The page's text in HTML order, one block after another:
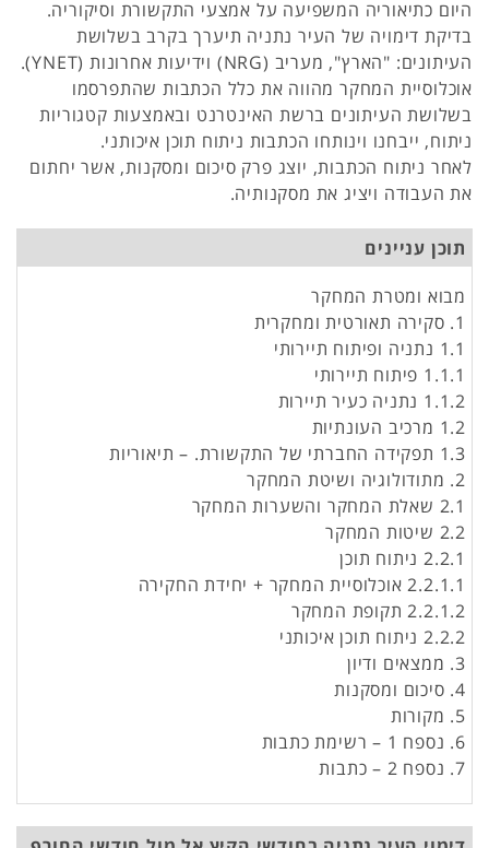
היום כתיאוריה המשפיעה על אמצעי התקשורת וסיקוריה.
בדיקת דימויה של העיר נתניה תיערך בקרב בשלושת
העיתונים: "הארץ", מעריב (NRG) וידיעות אחרונות (YNET).
אוכלוסיית המחקר מהווה את כלל הכתבות שהתפרסמו
בשלושת העיתונים ברשת האינטרנט ובאמצעות קטגוריות
ניתוח, ייבחנו וינותחו הכתבות ניתוח תוכן איכותני.
לאחר ניתוח הכתבות, יוצג פרק סיכום ומסקנות, אשר יחתום
את העבודה ויציג את מסקנותיה.
תוכן עניינים
מבוא ומטרת המחקר
1. סקירה תאורטית ומחקרית
1.1 נתניה ופיתוח תיירותי
1.1.1 פיתוח תיירותי
1.1.2 נתניה כעיר תיירות
1.2 מרכיב העונתיות
1.3 תפקידה החברתי של התקשורת. – תיאוריות
2. מתודולוגיה ושיטת המחקר
2.1 שאלת המחקר והשערות המחקר
2.2 שיטות המחקר
2.2.1 ניתוח תוכן
2.2.1.1 אוכלוסיית המחקר + יחידת החקירה
2.2.1.2 תקופת המחקר
2.2.2 ניתוח תוכן איכותני
3. ממצאים ודיון
4. סיכום ומסקנות
5. מקורות
6. נספח 1 – רשימת כתבות
7. נספח 2 – כתבות